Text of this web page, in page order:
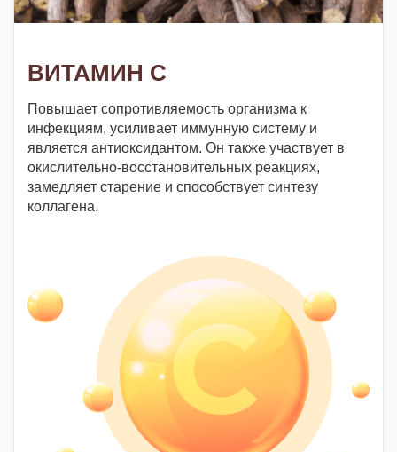
ВИТАМИН C
Повышает сопротивляемость организма к
инфекциям, усиливает иммунную систему и
является антиоксидантом. Он также участвует в
окислительно-восстановительных реакциях,
замедляет старение и способствует синтезу
коллагена.